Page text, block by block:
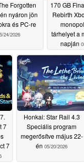
Forgotten
nyáron jön
és PC-re
24/2026
170 GB
Rebirth
tárhelyet a
napján
7
7
Honkai: Star Rail 4.3
Speciális program
megerősítve május 22-
én 05/20/2026